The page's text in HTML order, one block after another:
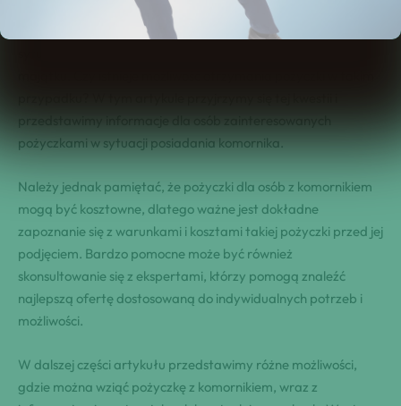
W obecnych czasach wiele osób może znaleźć się w trudnej
pożyczkami ‌w sytuacji⁤ posiadania komornika.
Należy ⁢jednak​ pamiętać, że pożyczki dla osób z ‌komornikiem
mogą być‍ kosztowne, dlatego ⁤ważne jest‌ dokładne
zapoznanie się z warunkami i kosztami takiej pożyczki przed jej
​podjęciem. Bardzo pomocne może być ​również
skonsultowanie ‌się z ekspertami,⁢ którzy pomogą znaleźć
najlepszą ofertę dostosowaną do indywidualnych ⁢potrzeb i
możliwości.
W dalszej części artykułu przedstawimy różne możliwości,
gdzie można wziąć pożyczkę z ​komornikiem, wraz z